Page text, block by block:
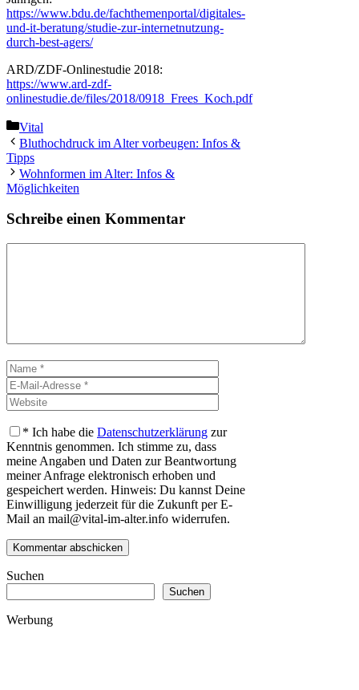
https://www.bdu.de/fachthemenportal/digitales-
und-it-beratung/studie-zur-internetnutzung-
durch-best-agers/
ARD/ZDF-Onlinestudie 2018:
https://www.ard-zdf-
onlinestudie.de/files/2018/0918_Frees_Koch.pdf
Kategorien
Vital
Bluthochdruck im Alter vorbeugen: Infos &
Tipps
Wohnformen im Alter: Infos &
Möglichkeiten
Schreibe einen Kommentar
Name
Mail-
Adresse
* Ich habe die Datenschutzerklärung zur
Kenntnis genommen. Ich stimme zu, dass
meine Angaben und Daten zur Beantwortung
meiner Anfrage elektronisch erhoben und
gespeichert werden. Hinweis: Du kannst Deine
Einwilligung jederzeit für die Zukunft per E-
Mail an mail@vital-im-alter.info widerrufen.
Suchen
Suchen
Werbung